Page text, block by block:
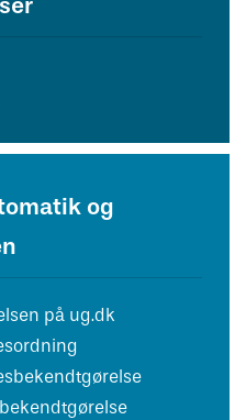
og
på ug.dk